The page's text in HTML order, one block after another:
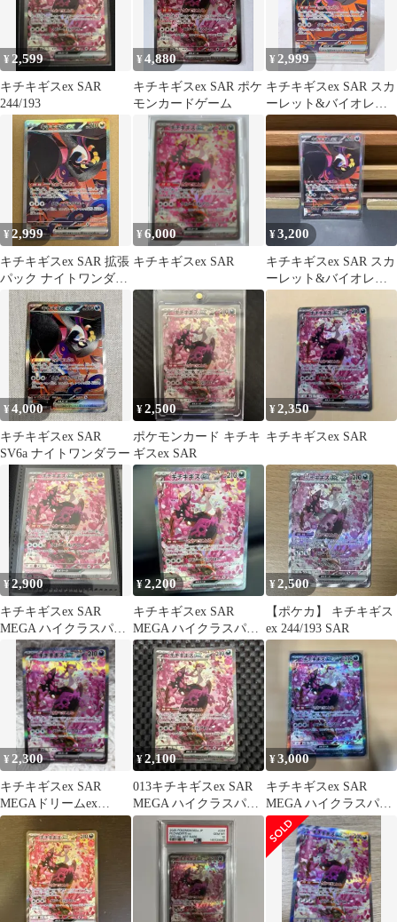
¥ 2,599
キチキギスex SAR
244/193
¥4,880
キチキギスex SAR ポケ
モンカードゲーム
¥ 2,999
キチキギスex SAR スカ
ーレット&バイオレッ
ト 089/064
¥ 2,999
キチキギスex SAR 拡張
パック ナイトワンダラ
ー
¥6,000
キチキギスex SAR
¥3,200
キチキギスex SAR スカ
ーレット&バイオレッ
ト 拡張パック ナイトワ
ンダラ…
¥4,000
キチキギスex SAR
SV6a ナイトワンダラー
¥2,500
ポケモンカード キチキ
ギスex SAR
¥2,350
キチキギスex SAR
¥2,900
キチキギスex SAR
MEGA ハイクラスパッ
ク MEGAドリームex キ
¥2,200
キチキギスex SAR
MEGA ハイクラスパッ
ク MEGAドリームex キ
ラ…
¥2,500
【ポケカ】 キチキギス
ex 244/193 SAR
¥2,300
キチキギスex SAR
MEGAドリームex
244/193 ポケモンカード
¥2,100
013キチキギスex SAR
MEGA ハイクラスパッ
ク MEGAドリームex
¥3,000
キチキギスex SAR
MEGA ハイクラスパッ
ク MEGAドリームex キ
ラ…